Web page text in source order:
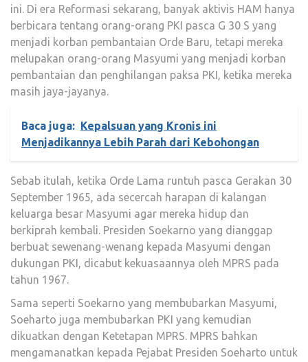
ini. Di era Reformasi sekarang, banyak aktivis HAM hanya
berbicara tentang orang-orang PKI pasca G 30 S yang
menjadi korban pembantaian Orde Baru, tetapi mereka
melupakan orang-orang Masyumi yang menjadi korban
pembantaian dan penghilangan paksa PKI, ketika mereka
masih jaya-jayanya.
Baca juga:
Kepalsuan yang Kronis ini
Menjadikannya Lebih Parah dari Kebohongan
Sebab itulah, ketika Orde Lama runtuh pasca Gerakan 30
September 1965, ada secercah harapan di kalangan
keluarga besar Masyumi agar mereka hidup dan
berkiprah kembali. Presiden Soekarno yang dianggap
berbuat sewenang-wenang kepada Masyumi dengan
dukungan PKI, dicabut kekuasaannya oleh MPRS pada
tahun 1967.
Sama seperti Soekarno yang membubarkan Masyumi,
Soeharto juga membubarkan PKI yang kemudian
dikuatkan dengan Ketetapan MPRS. MPRS bahkan
mengamanatkan kepada Pejabat Presiden Soeharto untuk